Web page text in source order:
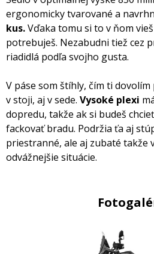
ergonomicky tvarované a
kus.Vďaka tomu si to v ňom
potrebuješ. Nezabudni tiež cez
riadidlá podľa svojho gusta.
V páse som štíhly, čím ti
v stoji, aj v sede. Vysoké plexi
dopredu, takže ak si budeš
fackovať bradu. Podržia ťa aj
priestranné, ale aj zubaté takže
odvážnejšie situácie.